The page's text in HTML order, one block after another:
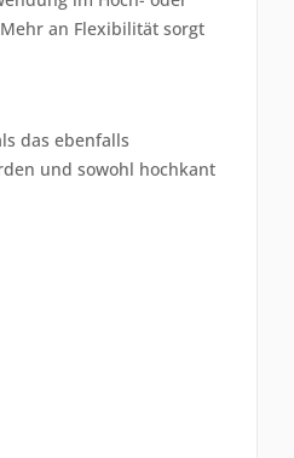
an Flexibilität sorgt
das ebenfalls
und sowohl hochkant